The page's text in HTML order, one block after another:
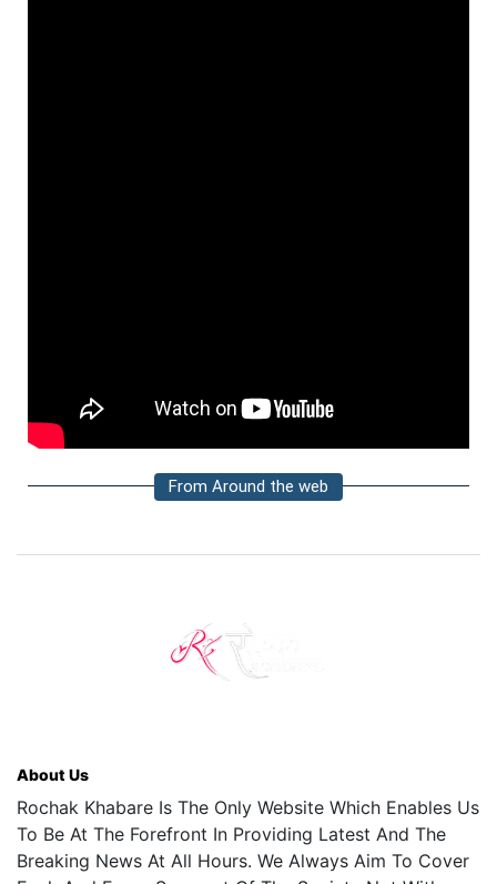
From Around the web
About Us
Rochak Khabare Is The Only Website Which Enables Us
To Be At The Forefront In Providing Latest And The
Breaking News At All Hours. We Always Aim To Cover